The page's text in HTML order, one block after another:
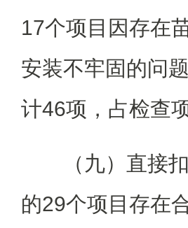
17个项目因存在
安装不牢固的问
计46项，占检查
（九）直接
的29个项目存在